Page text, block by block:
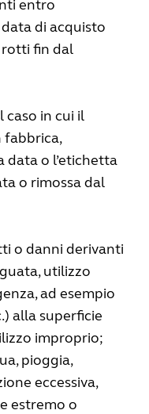
entro
di acquisto
fin dal
caso in cui il
fabbrica,
data o l’etichetta
o rimossa dal
o danni derivanti
utilizzo
ad esempio
alla superficie
improprio;
pioggia,
eccessiva,
estremo o